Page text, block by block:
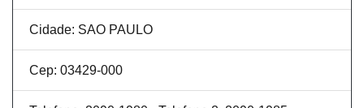
Cidade: SAO PAULO
Cep: 03429-000